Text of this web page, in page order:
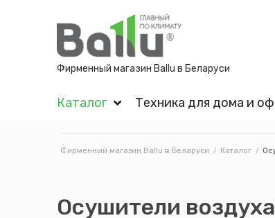
Фирменный магазин Ballu в Беларуси
Каталог Техника для дома и
Фирменный магазин Ballu в Беларуси / Каталог /
Осушители воздуха